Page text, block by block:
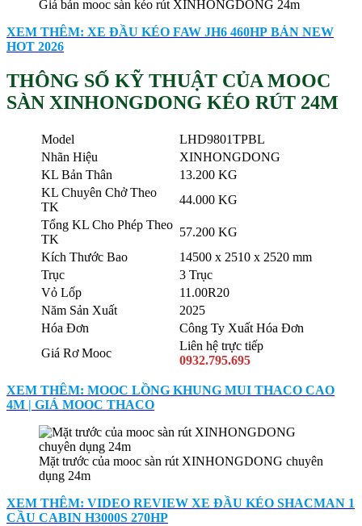
Giá bán mooc sàn kéo rút XINHONGDONG 24m
XEM THÊM: XE ĐẦU KÉO FAW JH6 460HP BẢN NEW
HOT 2026
THÔNG SỐ KỸ THUẬT CỦAMOOC
SÀN XINHONGDONG KÉO RÚT 24M
Model
LHD9801TPBL
Nhãn Hiệu
XINHONGDONG
KL Bản Thân
13.200 KG
KL Chuyên Chở Theo
TK
44.000 KG
Tổng KL Cho Phép Theo
TK
57.200 KG
Kích Thước Bao
14500 x 2510 x 2520 mm
Trục
3 Trục
Vỏ Lốp
11.00R20
Năm Sản Xuất
2025
Hóa Đơn
Công Ty Xuất Hóa Đơn
Giá Rơ Mooc
Liên hệ trực tiếp
0932.795.695
XEM THÊM: MOOC LỒNG KHUNG MUI THACO CAO
4M | GIÁ MOOC THACO
Mặt trước của mooc sàn rút XINHONGDONG chuyên
dụng 24m
XEM THÊM: VIDEO REVIEW XE ĐẦU KÉO SHACMAN 1
CẦU CABIN H3000S 270HP